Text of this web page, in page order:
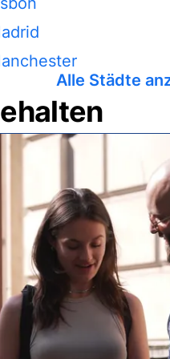
Alle Städte